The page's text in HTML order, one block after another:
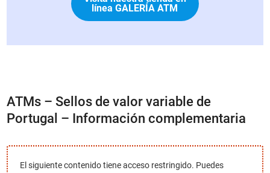
línea GALERÍA ATM
ATMs – Sellos de valor variable de
Portugal – Información complementaria
El siguiente contenido tiene acceso restringido. Puedes